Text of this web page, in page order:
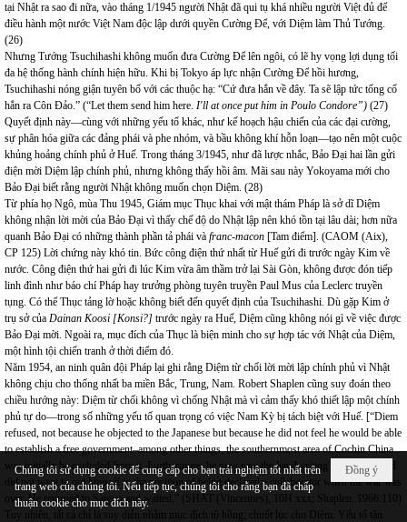
tại Nhật ra sao đi nữa, vào tháng 1/1945 người Nhật đã qui tụ khá nhiều người Việt đủ để
điều hành một nước Việt Nam độc lập dưới quyền Cường Để, với Diệm làm Thủ Tướng.
(26)
Nhưng Tướng Tsuchihashi không muốn đưa Cường Để lên ngôi, có lẽ hy vọng lợi dụng tối
đa hệ thống hành chính hiện hữu. Khi bị Tokyo áp lực nhận Cường Để hồi hương,
Tsuchihashi nóng giận tuyên bố với các thuộc hạ: “Cứ đưa hắn về đây. Ta sẽ lập tức tống cổ
hắn ra Côn Đảo.” (“Let them send him here. I'll at once put him in Poulo Condore”) (27)
Quyết định này—cùng với những yếu tố khác, như kế hoạch hậu chiến của các đại cường,
sự phân hóa giữa các đảng phái và phe nhóm, và bầu không khí hỗn loạn—tạo nên một cuộc
khủng hoảng chính phủ ở Huế. Trong tháng 3/1945, như đã lược nhắc, Bảo Đại hai lần gửi
điện mời Diệm lập chính phủ, nhưng không thấy hồi âm. Mãi sau này Yokoyama mới cho
Bảo Đại biết rằng người Nhật không muốn chọn Diệm. (28)
Từ phía họ Ngô, mùa Thu 1945, Giám mục Thục khai với mật thám Pháp là sở dĩ Diệm
không nhận lời mời của Bảo Đại vì thấy chế độ do Nhật lập nên khó tồn tại lâu dài; hơn nữa
quanh Bảo Đại có những thành phần tả phái và franc-macon [Tam điểm]. (CAOM (Aix),
CP 125) Lời chứng này khó tin. Bức công điện thứ nhất từ Huế gửi đi trước ngày Kim về
nước. Công điện thứ hai gửi đi lúc Kim vừa âm thầm trở lại Sài Gòn, không được đón tiếp
linh đình như báo chí Pháp hay trưởng phòng tuyên truyền Paul Mus của Leclerc truyền
tụng. Có thể Thục tảng lờ hoặc không biết đến quyết định của Tsuchihashi. Dù gặp Kim ở
trụ sở của Dainan Koosi [Konsi?] trước ngày ra Huế, Diệm cũng không nói gì về việc được
Bảo Đại mời. Ngoài ra, mục đích của Thục là biện minh cho sự hợp tác với Nhật của Diệm,
một hình tội chiến tranh ở thời điểm đó.
Năm 1954, an ninh quân đội Pháp lại ghi rằng Diệm từ chối lời mời lập chính phủ vì Nhật
không chịu cho thống nhất ba miền Bắc, Trung, Nam. Robert Shaplen cũng suy đoán theo
chiều hướng này: Diệm từ chối không vì chống Nhật mà vì cảm thấy khó thiết lập một chính
phủ tự do—trong số những yếu tố quan trọng có việc Nam Kỳ bị tách biệt với Huế. [“Diem
refused, not because he objected to the Japanese but because he did not feel he would be able
to establish a free government–among other things, the southernmost area of Cochin China
was initially be excluded from it. Furthermore, he now saw the handwriting on the wall and
did not want to put himself in the position of being declared a collaborator when the war was
over. He returned toSaigonand waited.” (SHAT (Vincennes), 10H xxx; Shaplen. 1966:110)
Tuy nhiên, tất cả chỉ là suy diễn nhằm mục đích tô hồng, chuốt lục cho Diệm. Yếu tố tận
Đồng ý
Chúng tôi sử dụng cookie để cung cấp cho bạn trải nghiệm tốt nhất trên
trang web của chúng tôi. Nếu tiếp tục, chúng tôi cho rằng bạn đã chấp
thuận cookie cho mục đích này.